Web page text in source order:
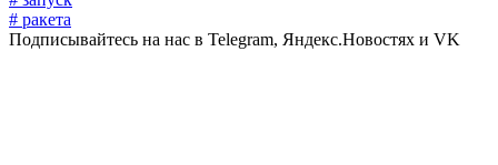
# ракета
Подписывайтесь на нас в Telegram, Яндекс.Новостях и VK